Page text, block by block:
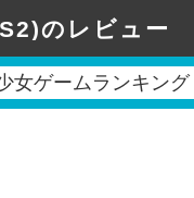
のレビュー
女ゲームランキング